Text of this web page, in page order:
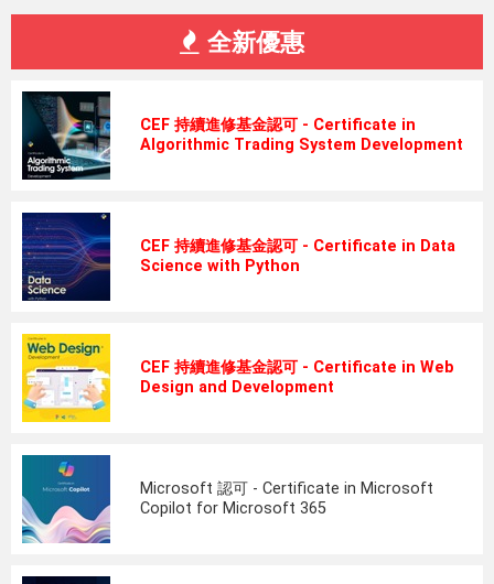
全新優惠
CEF 持續進修基金認可 - Certificate in
Algorithmic Trading System Development
CEF 持續進修基金認可 - Certificate in Data
Science with Python
CEF 持續進修基金認可 - Certificate in Web
Design and Development
Microsoft 認可 - Certificate in Microsoft
Copilot for Microsoft 365